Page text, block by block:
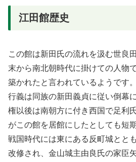
江田館歴史
この館は新田氏の流れを汲む世良
末から南北朝時代に掛けての人物
築かれたと言われているようです。
行義は同族の新田義貞に従い倒幕
権以後は南朝方に付き西国で足利
がこの館を居館にしたとしても短
戦国時代には東にある反町城とと
改修され、金山城主由良氏の家臣